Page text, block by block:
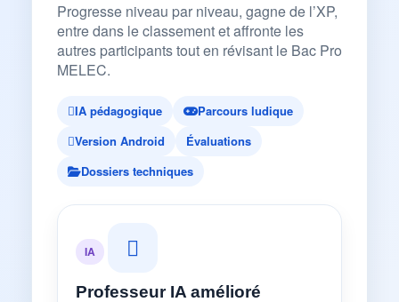
Progresse niveau par niveau, gagne de l’XP,
entre dans le classement et affronte les
autres participants tout en révisant le Bac Pro
MELEC.
IA pédagogique
Parcours ludique
Version Android
Évaluations
Dossiers techniques
IA
Professeur IA amélioré